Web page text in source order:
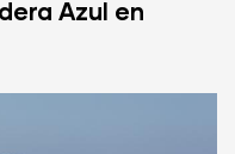
Azul en